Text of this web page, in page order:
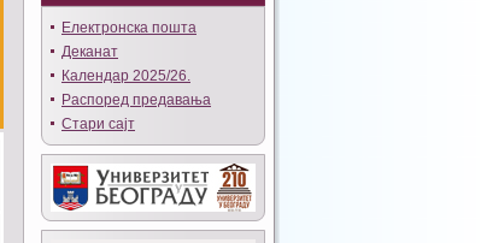
Eлектронска пошта
Деканат
Календар 2025/26.
Распоред предавања
Стари сајт